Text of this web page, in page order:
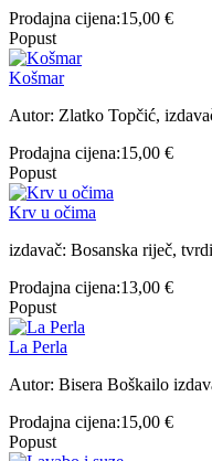
Prodajna cijena:15,00 €
Popust
Košmar
Autor: Zlatko Topčić,
Prodajna cijena:15,00 €
Popust
Krv u očima
izdavač: Bosanska riječ,
Prodajna cijena:13,00 €
Popust
La Perla
Autor: Bisera Boškailo
Prodajna cijena:15,00 €
Popust